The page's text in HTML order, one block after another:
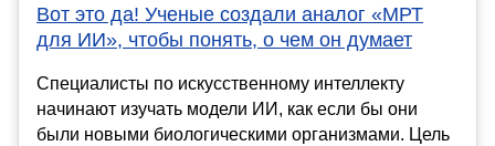
Вот это да! Ученые создали аналог «МРТ
для ИИ», чтобы понять, о чем он думает
Специалисты по искусственному интеллекту
начинают изучать модели ИИ, как если бы они
были новыми биологическими организмами. Цель